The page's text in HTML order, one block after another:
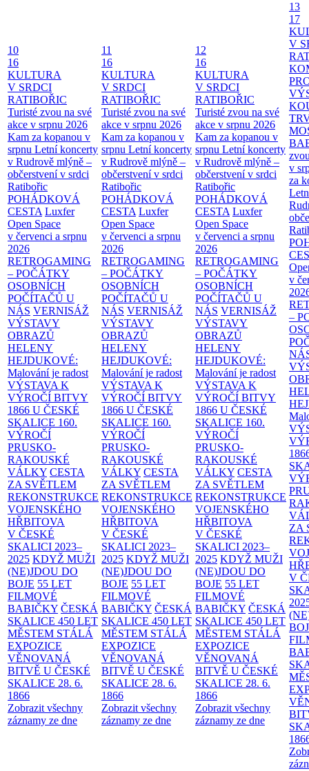
10
16
KULTURA
V SRDCI
RATIBOŘIC
Turisté zvou na své
akce v srpnu 2026
Kam za kopanou v
srpnu Letní koncerty
v Rudrově mlýně –
občerstvení v srdci
Ratibořic
POHÁDKOVÁ
CESTA Luxfer
Open Space
v červenci a srpnu
2026
RETROGAMING
– POČÁTKY
OSOBNÍCH
POČÍTAČŮ U
NÁS VERNISÁŽ
VÝSTAVY
OBRAZŮ
HELENY
HEJDUKOVÉ:
Malování je radost
VÝSTAVA K
VÝROČÍ BITVY
1866 U ČESKÉ
SKALICE 160.
VÝROČÍ
PRUSKO-
RAKOUSKÉ
VÁLKY CESTA
ZA SVĚTLEM
REKONSTRUKCE
VOJENSKÉHO
HŘBITOVA
V ČESKÉ
SKALICI 2023–
2025 KDYŽ MUŽI
(NE)JDOU DO
BOJE 55 LET
FILMOVÉ
BABIČKY ČESKÁ
SKALICE 450 LET
MĚSTEM STÁLÁ
EXPOZICE
VĚNOVANÁ
BITVĚ U ČESKÉ
SKALICE 28. 6.
1866
Zobrazit všechny
záznamy ze dne
11
16
KULTURA
V SRDCI
RATIBOŘIC
Turisté zvou na své
akce v srpnu 2026
Kam za kopanou v
srpnu Letní koncerty
v Rudrově mlýně –
občerstvení v srdci
Ratibořic
POHÁDKOVÁ
CESTA Luxfer
Open Space
v červenci a srpnu
2026
RETROGAMING
– POČÁTKY
OSOBNÍCH
POČÍTAČŮ U
NÁS VERNISÁŽ
VÝSTAVY
OBRAZŮ
HELENY
HEJDUKOVÉ:
Malování je radost
VÝSTAVA K
VÝROČÍ BITVY
1866 U ČESKÉ
SKALICE 160.
VÝROČÍ
PRUSKO-
RAKOUSKÉ
VÁLKY CESTA
ZA SVĚTLEM
REKONSTRUKCE
VOJENSKÉHO
HŘBITOVA
V ČESKÉ
SKALICI 2023–
2025 KDYŽ MUŽI
(NE)JDOU DO
BOJE 55 LET
FILMOVÉ
BABIČKY ČESKÁ
SKALICE 450 LET
MĚSTEM STÁLÁ
EXPOZICE
VĚNOVANÁ
BITVĚ U ČESKÉ
SKALICE 28. 6.
1866
Zobrazit všechny
záznamy ze dne
12
16
KULTURA
V SRDCI
RATIBOŘIC
Turisté zvou na své
akce v srpnu 2026
Kam za kopanou v
srpnu Letní koncerty
v Rudrově mlýně –
občerstvení v srdci
Ratibořic
POHÁDKOVÁ
CESTA Luxfer
Open Space
v červenci a srpnu
2026
RETROGAMING
– POČÁTKY
OSOBNÍCH
POČÍTAČŮ U
NÁS VERNISÁŽ
VÝSTAVY
OBRAZŮ
HELENY
HEJDUKOVÉ:
Malování je radost
VÝSTAVA K
VÝROČÍ BITVY
1866 U ČESKÉ
SKALICE 160.
VÝROČÍ
PRUSKO-
RAKOUSKÉ
VÁLKY CESTA
ZA SVĚTLEM
REKONSTRUKCE
VOJENSKÉHO
HŘBITOVA
V ČESKÉ
SKALICI 2023–
2025 KDYŽ MUŽI
(NE)JDOU DO
BOJE 55 LET
FILMOVÉ
BABIČKY ČESKÁ
SKALICE 450 LET
MĚSTEM STÁLÁ
EXPOZICE
VĚNOVANÁ
BITVĚ U ČESKÉ
SKALICE 28. 6.
1866
Zobrazit všechny
záznamy ze dne
13
17
V
v
za
v
–
ZA
V